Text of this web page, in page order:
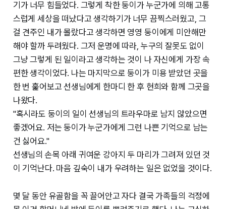
기가 너무 힘들었다. 그렇게 착한 둥이가 누군가에 의해 고통
스럽게 세상을 떠났다고 생각하기가 너무 끔찍스러웠고, 그
걸 견주인 내가 몰랐다고 생각하면 영영 둥이에게 미안해만
해야 할까 두려웠다. 그저 운명에 따라, 누구의 잘못도 없이
그냥 그렇게 된 일이라고 생각하는 것이 나 자신에게 가장 속
편한 생각이었다. 나는 마지막으로 둥이가 미용 받았던 곳을
한 번 훑어보고 선생님에게 한마디 한 후 현희와 함께 그곳을
나왔다.
"혹시라도 둥이의 일이 선생님의 트라우마로 남지 않았으면
좋겠어요. 저는 둥이가 누군가에게 그런 나쁜 기억으로 남는
건 싫어요."
선생님의 손목 아래 귀여운 강아지 두 마리가 그려져 있던 것
이 기억난다. 마음 깊숙이 내가 우려하는 일은 없었을 것이다.
몇 달 동안 유골함을 꼭 끌어안고 자다 결국 가족들의 걱정에